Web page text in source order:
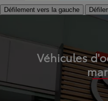
Défilement vers la gauche
Véhicules